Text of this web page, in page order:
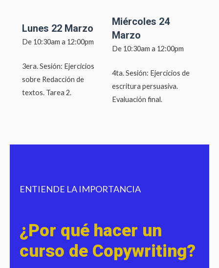
Lunes 22 Marzo
De 10:30am a 12:00pm
3era. Sesión: Ejercicios
sobre Redacción de
textos. Tarea 2.
Miércoles 24
Marzo
De 10:30am a 12:00pm
4ta. Sesión: Ejercicios de
escritura persuasiva.
Evaluación final.
ENTIENDE LA IMPORTANCIA
¿Por qué hacer un
curso de Copywriting?